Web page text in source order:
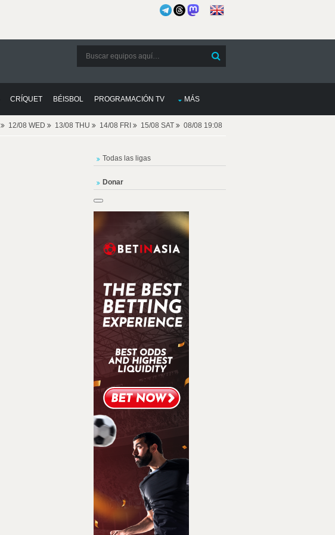
CRÍQUET BÉISBOL PROGRAMACIÓN TV MÁS
12/08 WED 13/08 THU 14/08 FRI 15/08 SAT 08/08 19:08
Todas las ligas
Donar